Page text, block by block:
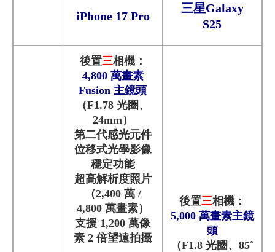
iPhone 17 Pro
三星Galaxy
S25
後置三相機：
4,800 萬畫素
Fusion 主鏡頭
（F1.78 光圈、
24mm）
第二代感光元件
位移式光學影像
穩定功能
超高解析度照片
（2,400 萬 /
4,800 萬畫素）
支援 1,200 萬像
素 2 倍望遠拍攝
後置三相機：
5,000 萬畫素主鏡
頭
（F1.8 光圈、85˚